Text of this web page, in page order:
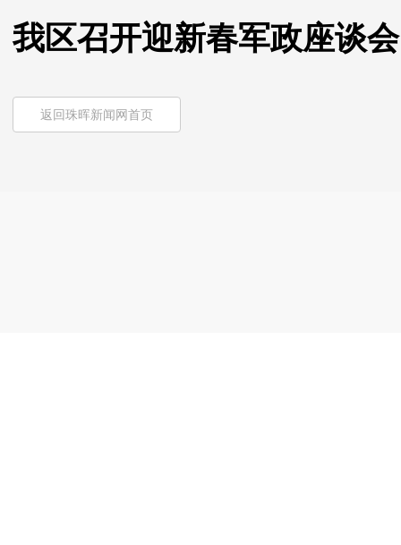
我区召开迎新春军政座谈会
返回珠晖新闻网首页